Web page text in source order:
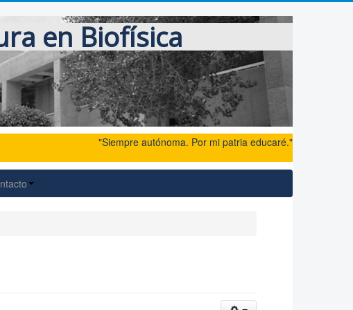
en Biofísica
"Siempre autónoma. Por mi patria educaré."